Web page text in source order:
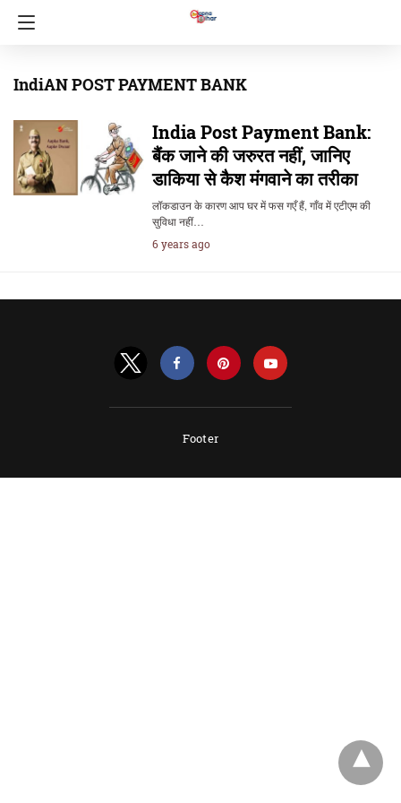
IndiAN POST PAYMENT BANK
India Post Payment Bank:
बैंक जाने की जरुरत नहीं, जानिए
डाकिया से कैश मंगवाने का तरीका
लॉकडाउन के कारण आप घर में फस गएँ हैं, गाँव में एटीएम की
सुविधा नहीं…
6 years ago
Footer